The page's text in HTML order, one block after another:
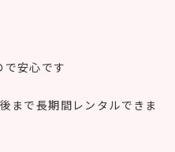
安心です
まで長期間レンタルできま